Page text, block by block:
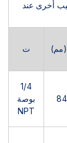
أخرى عند
ت
84
1/4
بوصة
NPT